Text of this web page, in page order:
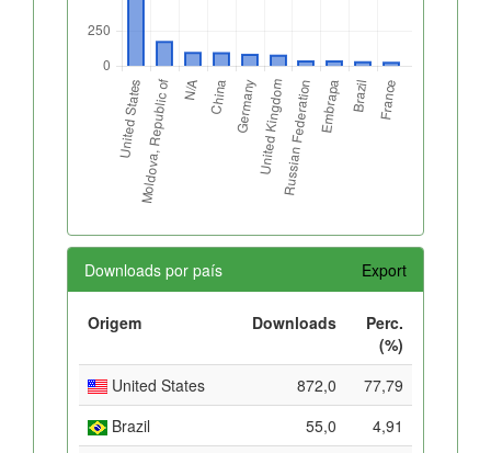
Downloads por país Export
Origem Downloads
Perc.
(%)
United States
872,0
77,79
Brazil
55,0
4,91